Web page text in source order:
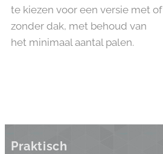
te kiezen voor een versie met of
zonder dak, met behoud van
het minimaal aantal palen.
Praktisch